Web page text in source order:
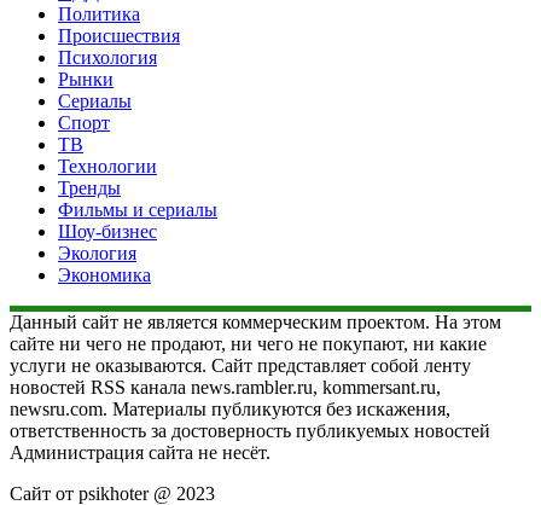
Политика
Происшествия
Психология
Рынки
Сериалы
Спорт
ТВ
Технологии
Тренды
Фильмы и сериалы
Шоу-бизнес
Экология
Экономика
Данный сайт не является коммерческим проектом. На этом
сайте ни чего не продают, ни чего не покупают, ни какие
услуги не оказываются. Сайт представляет собой ленту
новостей RSS канала news.rambler.ru, kommersant.ru,
newsru.com. Материалы публикуются без искажения,
ответственность за достоверность публикуемых новостей
Администрация сайта не несёт.
Сайт от psikhoter @ 2023